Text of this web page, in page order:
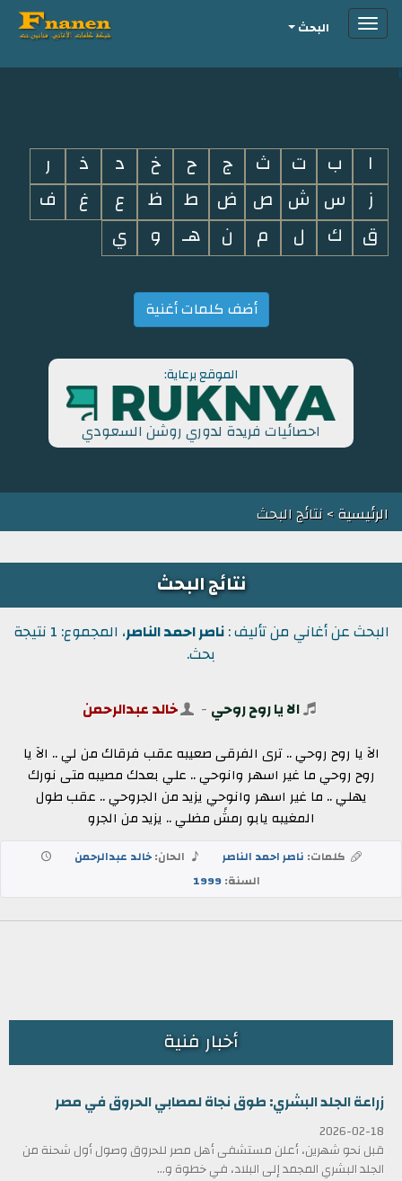
i
Toggleالبحث
ا ب ت ث ج ح خ د ذ
ر
ز
س ش ص ض ط ظ ع غ
ف
ق
ك ل م ن هـ و ي
أضف كلمات أغنية
الموقع برعاية:
احصائيات فريدة لدوري روشن السعودي
الرئيسية> نتائج البحث
نتائج البحث
البحث عن أغاني من تأليف :ناصر احمد الناصر
، المجموع: 1 نتيجة
بحث.
الا يا روح روحي - خالد عبدالرحمن
الآ يا روح روحي .. ترى الفرقى صعيبه عقب فرقاك من لي .. الآ يا
روح روحي ما غير اسهر وانوحي .. علي بعدك مصيبه متى نورك
يهلي .. ما غير اسهر وانوحي يزيد من الجروحي .. عقب طول
المغيبه يابو رمشً مضلي .. يزيد من الجرو
كلمات: ناصر احمد الناصر الحان:خالد عبدالرحمن
السنة:1999
أخبار فنية
زراعة الجلد البشري: طوق نجاة لمصابي الحروق في مصر
2026-02-18
قبل نحو شهرين، أعلن مستشفى أهل مصر للحروق وصول أول شحنة من
الجلد البشري المجمد إلى البلاد، في خطوة و...